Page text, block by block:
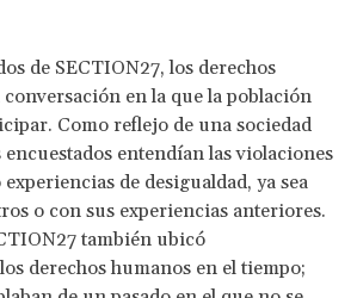
de SECTION27, los derechos
en la que la población
Como reflejo de una sociedad
entendían las violaciones
de desigualdad, ya sea
o con sus experiencias anteriores.
también ubicó
derechos humanos en el tiempo;